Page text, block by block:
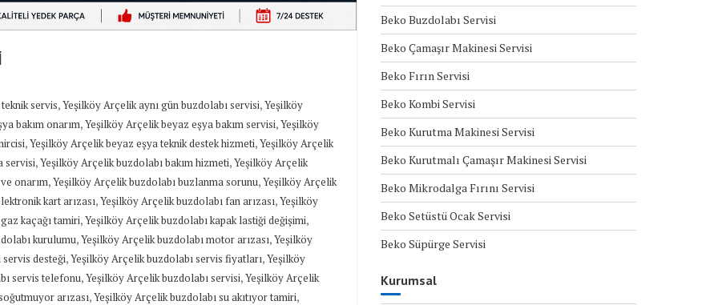
servis,Yeşilköy Arçelik aynı gün buzdolabı servisi,Yeşilköy
bakım onarım,Yeşilköy Arçelik beyaz eşya bakım servisi,Yeşilköy
,Yeşilköy Arçelik beyaz eşya teknik destek hizmeti,Yeşilköy Arçelik
servisi,Yeşilköy Arçelik buzdolabı bakım hizmeti,Yeşilköy Arçelik
onarım,Yeşilköy Arçelik buzdolabı buzlanma sorunu,Yeşilköy Arçelik
kart arızası,Yeşilköy Arçelik buzdolabı fan arızası,Yeşilköy
kaçağı tamiri,Yeşilköy Arçelik buzdolabı kapak lastiği değişimi,
kurulumu,Yeşilköy Arçelik buzdolabı motor arızası,Yeşilköy
desteği,Yeşilköy Arçelik buzdolabı servis fiyatları,Yeşilköy
servis telefonu,Yeşilköy Arçelik buzdolabı servisi,Yeşilköy Arçelik
arızası,Yeşilköy Arçelik buzdolabı su akıtıyor tamiri,
Beko Buzdolabı Servisi
Beko Çamaşır Makinesi Servisi
Beko Fırın Servisi
Beko Kombi Servisi
Beko Kurutma Makinesi Servisi
Beko Kurutmalı Çamaşır Makinesi Servisi
Beko Mikrodalga Fırını Servisi
Beko Setüstü Ocak Servisi
Beko Süpürge Servisi
Kurumsal